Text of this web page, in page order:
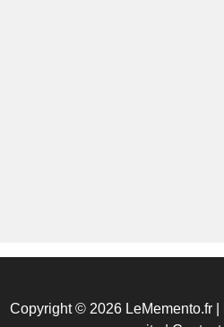
Copyright © 2026 LeMemento.fr |